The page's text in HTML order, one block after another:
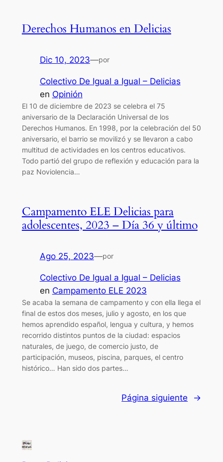
Derechos Humanos en Delicias
Dic 10, 2023—por
Colectivo De Igual a Igual – Delicias
en Opinión
El 10 de diciembre de 2023 se celebra el 75
aniversario de la Declaración Universal de los
Derechos Humanos. En 1998, por la celebración del 50
aniversario, el barrio se movilizó y se llevaron a cabo
multitud de actividades en los centros educativos.
Todo partió del grupo de reflexión y educación para la
paz Noviolencia…
Campamento ELE Delicias para
adolescentes, 2023 – Día 36 y último
Ago 25, 2023—por
Colectivo De Igual a Igual – Delicias
en Campamento ELE 2023
Se acaba la semana de campamento y con ella llega el
final de estos dos meses, julio y agosto, en los que
hemos aprendido español, lengua y cultura, y hemos
recorrido distintos puntos de la ciudad: espacios
naturales, de juego, de comercio justo, de
participación, museos, piscina, parques, el centro
histórico… Han sido dos partes…
Página siguiente →